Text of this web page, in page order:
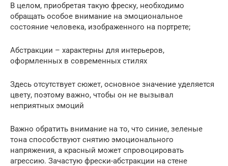
В целом, приобретая такую фреску, необходимо
обращать особое внимание на эмоциональное
состояние человека, изображенного на портрете;
Абстракции – характерны для интерьеров,
оформленных в современных стилях
Здесь отсутствует сюжет, основное значение уделяется
цвету, поэтому важно, чтобы он не вызывал
неприятных эмоций
Важно обратить внимание на то, что синие, зеленые
тона способствуют снятию эмоционального
напряжения, а красный может спровоцировать
агрессию. Зачастую фрески-абстракции на стене